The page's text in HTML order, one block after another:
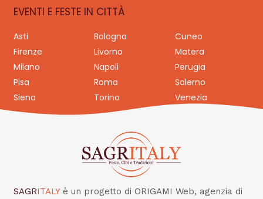
EVENTI E FESTE IN CITTÀ
Asti Bologna
Cuneo
Firenze
Livorno
Matera
Milano
Napoli
Perugia
Pisa
Roma
Salerno
Siena
Torino Venezia
SAGRITALY è un progetto di ORIGAMI Web, agenzia di